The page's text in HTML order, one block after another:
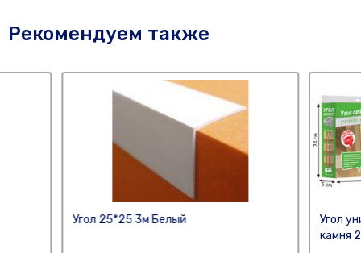
Рекомендуем также
Угол 25*25 3м Белый
Угол
камня